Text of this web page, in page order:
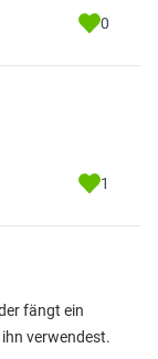
0
1
fängt ein
verwendest.